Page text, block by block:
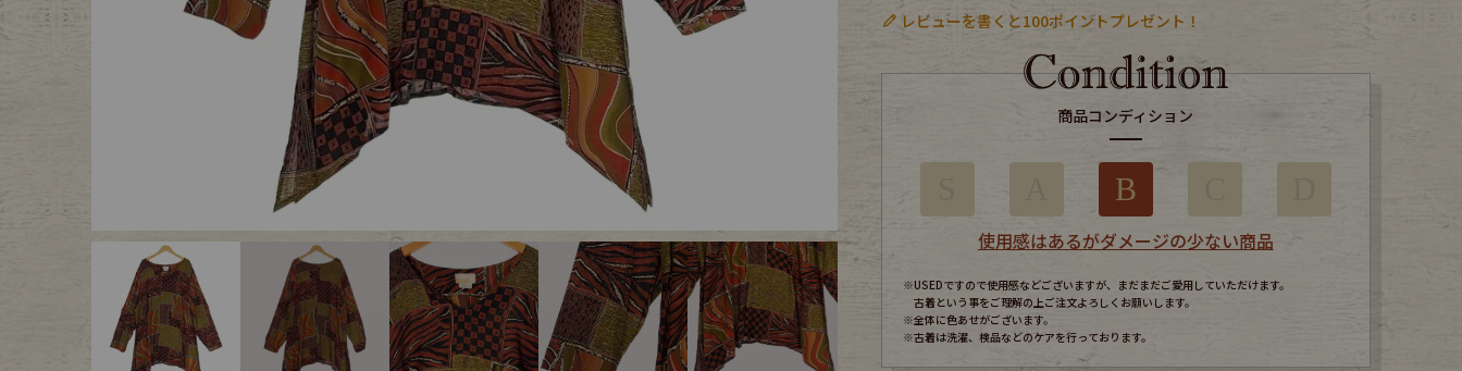
レディース商品カテゴリーから探す
Fafatt Kidswear
レビューを書くと100ポイントプレゼント！
商品コンディション
B
使用感はあるがダメージの少ない商品
※USEDですので使用感などございますが、まだまだご愛用していただけます。
古着という事をご理解の上ご注文よろしくお願いします。
※全体に色あせがございます。
※古着は洗濯、検品などのケアを行っております。